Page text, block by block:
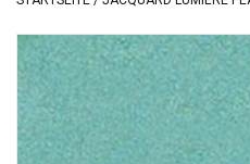
TEXTIL
WORKSHOPS